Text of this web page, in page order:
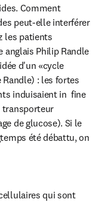
Comment
peut-elle interférer
les patients
anglais Philip Randle
d'un «cycle
: les fortes
induisaient in  fine
transporteur
de glucose). Si le
été débattu, on
qui sont